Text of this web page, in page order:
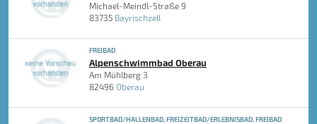
Michael-Meindl-Straße 9
83735 Bayrischzell
FREIBAD
Alpenschwimmbad Oberau
Am Mühlberg 3
82496 Oberau
SPORTBAD/HALLENBAD, FREIZEITBAD/ERLEBNISBAD, FREIBAD